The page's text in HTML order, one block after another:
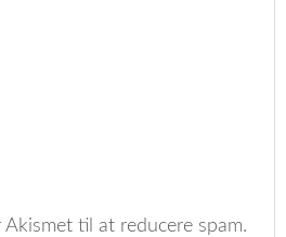
til at reducere spam.